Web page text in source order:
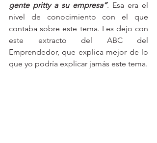
gente pritty a su empresa”. Esa era el
nivel de conocimiento con el que
contaba sobre este tema. Les dejo con
este extracto del ABC del
Emprendedor, que explica mejor de lo